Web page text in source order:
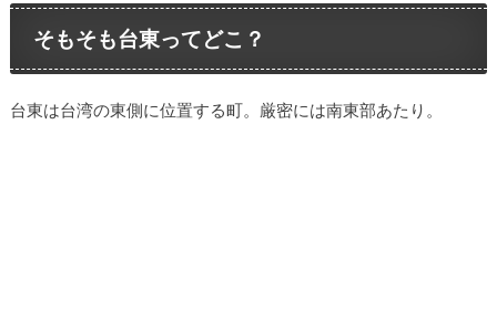
そもそも台東ってどこ？
台東は台湾の東側に位置する町。厳密には南東部あたり。